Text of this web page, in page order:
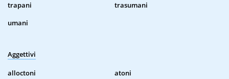
trapani
trasumani
umani
Aggettivi
alloctoni
atoni